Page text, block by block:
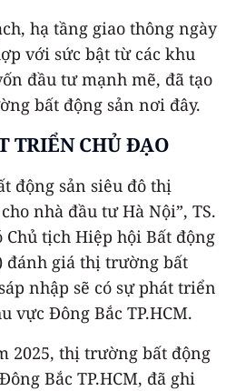
hạ tầng giao thông ngày
với sức bật từ các khu
đầu tư mạnh mẽ, đã tạo
bất động sản nơi đây.
TRIỂN CHỦ ĐẠO
động sản siêu đô thị
nhà đầu tư Hà Nội”, TS.
tịch Hiệp hội Bất động
đánh giá thị trường bất
nhập sẽ có sự phát triển
vực Đông Bắc TP.HCM.
2025, thị trường bất động
Bắc TP.HCM, đã ghi